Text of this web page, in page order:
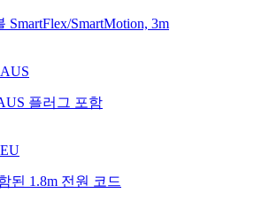
SmartMotion, 3m
플러그 포함
된 1.8m 전원 코드